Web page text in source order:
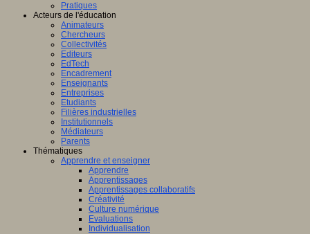
Pratiques
Acteurs de l'éducation
Animateurs
Chercheurs
Collectivités
Editeurs
EdTech
Encadrement
Enseignants
Entreprises
Etudiants
Filières industrielles
Institutionnels
Médiateurs
Parents
Thématiques
Apprendre et enseigner
Apprendre
Apprentissages
Apprentissages collaboratifs
Créativité
Culture numérique
Evaluations
Individualisation